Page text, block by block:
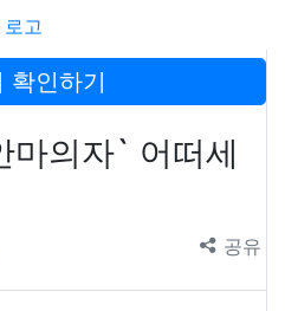
확인하기
마의자` 어떠세
공유